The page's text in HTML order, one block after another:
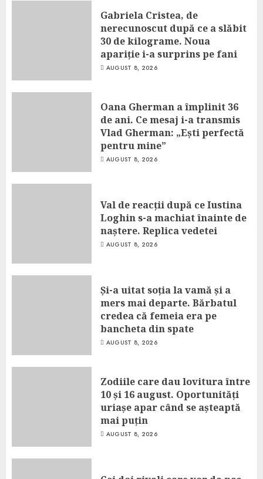
Gabriela Cristea, de
nerecunoscut după ce a slăbit
30 de kilograme. Noua
apariție i-a surprins pe fani
AUGUST 8, 2026
Oana Gherman a împlinit 36
de ani. Ce mesaj i-a transmis
Vlad Gherman: „Ești perfectă
pentru mine”
AUGUST 8, 2026
Val de reacții după ce Iustina
Loghin s-a machiat înainte de
naștere. Replica vedetei
AUGUST 8, 2026
Și-a uitat soția la vamă și a
mers mai departe. Bărbatul
credea că femeia era pe
bancheta din spate
AUGUST 8, 2026
Zodiile care dau lovitura între
10 și 16 august. Oportunități
uriașe apar când se așteaptă
mai puțin
AUGUST 8, 2026